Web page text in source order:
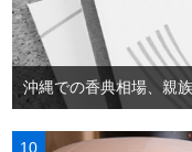
沖縄での香典相場、親